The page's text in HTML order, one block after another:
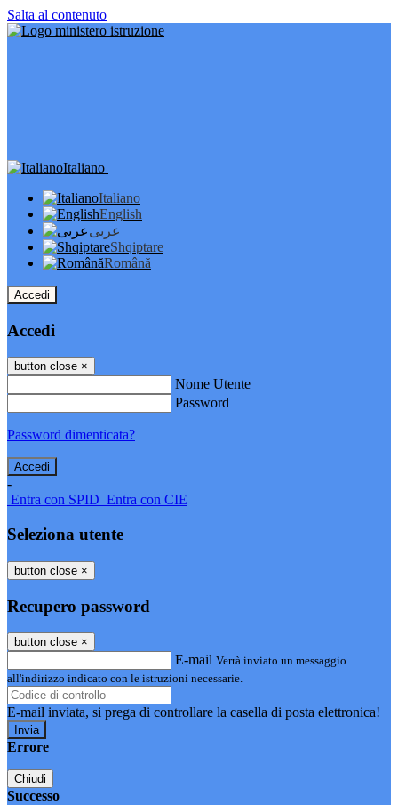
Salta al contenuto
Italiano
Italiano
English
عربى
Shqiptare
Română
Accedi
Accedi
button close ×
Nome Utente
Password
Password dimenticata?
-
Entra con SPID Entra con CIE
Seleziona utente
button close ×
Recupero password
button close ×
E-mail Verrà inviato un messaggio
all'indirizzo indicato con le istruzioni necessarie.
E-mail inviata, si prega di controllare la casella di posta elettronica!
Errore
Chiudi
Successo